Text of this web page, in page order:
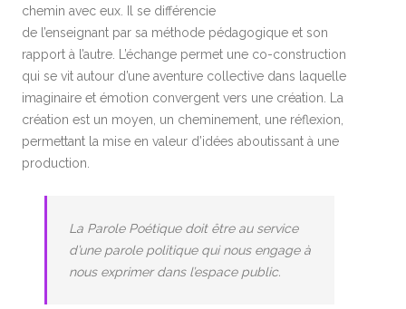
chemin avec eux. Il se différencie
de l’enseignant par sa méthode pédagogique et son
rapport à l’autre. L’échange permet une co-construction
qui se vit autour d’une aventure collective dans laquelle
imaginaire et émotion convergent vers une création. La
création est un moyen, un cheminement, une réflexion,
permettant la mise en valeur d’idées aboutissant à une
production.
La Parole Poétique doit être au service
d’une parole politique qui nous engage à
nous exprimer dans l’espace public.